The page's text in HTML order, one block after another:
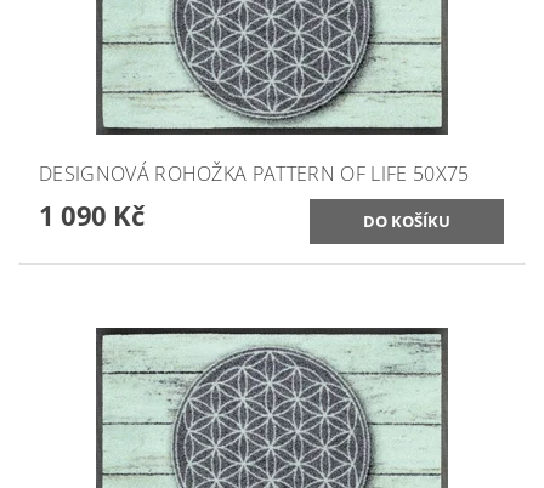
DESIGNOVÁ ROHOŽKA PATTERN OF LIFE 50X75
1 090 Kč